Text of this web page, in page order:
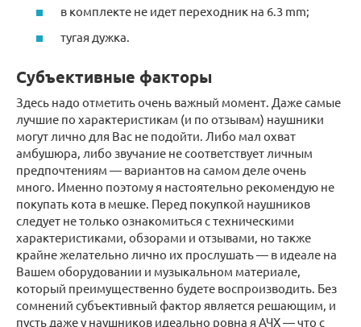
в комплекте не идет переходник на 6.3 mm;
тугая дужка.
Субъективные факторы
Здесь надо отметить очень важный момент. Даже самые
лучшие по характеристикам (и по отзывам) наушники
могут лично для Вас не подойти. Либо мал охват
амбушюра, либо звучание не соответствует личным
предпочтениям — вариантов на самом деле очень
много. Именно поэтому я настоятельно рекомендую не
покупать кота в мешке. Перед покупкой наушников
следует не только ознакомиться с техническими
характеристиками, обзорами и отзывами, но также
крайне желательно лично их прослушать — в идеале на
Вашем оборудовании и музыкальном материале,
который преимущественно будете воспроизводить. Без
сомнений субъективный фактор является решающим, и
пусть даже у наушников идеально ровна я АЧХ — что с